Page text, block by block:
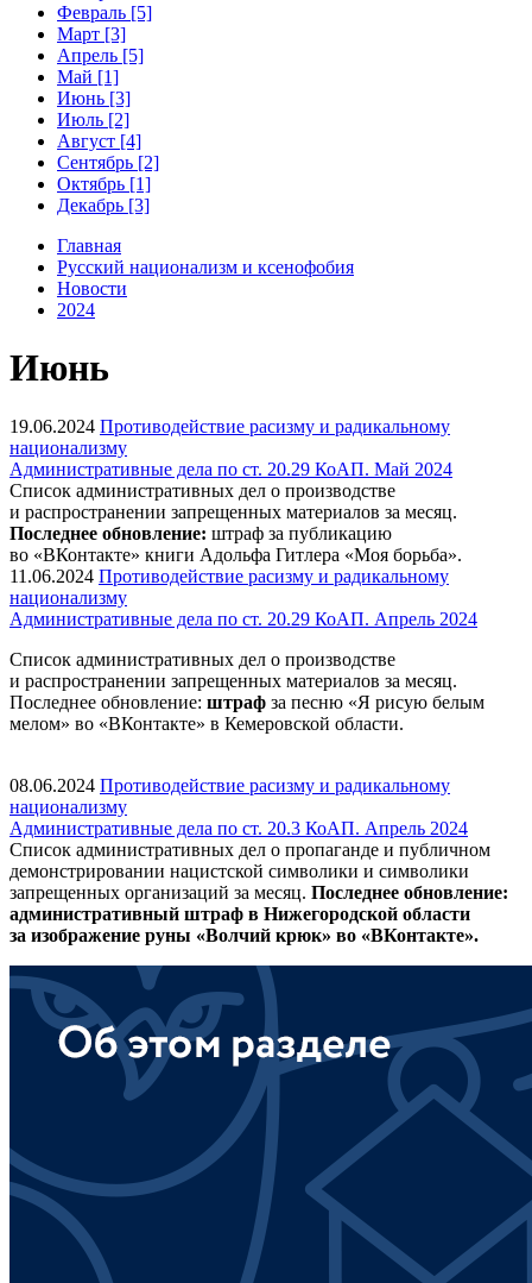
Февраль [5]
Март [3]
Апрель [5]
Май [1]
Июнь [3]
Июль [2]
Август [4]
Сентябрь [2]
Октябрь [1]
Декабрь [3]
Главная
Русский национализм и ксенофобия
Новости
2024
Июнь
19.06.2024 Противодействие расизму и радикальному
национализму
Административные дела по ст. 20.29 КоАП. Май 2024
Список административных дел о производстве
и распространении запрещенных материалов за месяц.
Последнее обновление: штраф за публикацию
во «ВКонтакте» книги Адольфа Гитлера «Моя борьба».
11.06.2024 Противодействие расизму и радикальному
национализму
Административные дела по ст. 20.29 КоАП. Апрель 2024
Список административных дел о производстве
и распространении запрещенных материалов за месяц.
Последнее обновление: штраф за песню «Я рисую белым
мелом» во «ВКонтакте» в Кемеровской области.
08.06.2024 Противодействие расизму и радикальному
национализму
Административные дела по ст. 20.3 КоАП. Апрель 2024
Список административных дел о пропаганде и публичном
демонстрировании нацистской символики и символики
запрещенных организаций за месяц. Последнее обновление:
административный штраф в Нижегородской области
за изображение руны «Волчий крюк» во «ВКонтакте».